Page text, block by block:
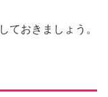
ておきましょう。